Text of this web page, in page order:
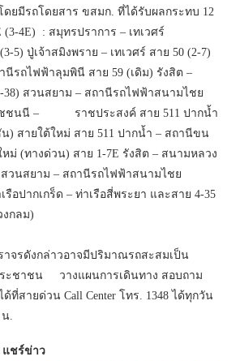
ยมีรถโดยสาร ขสมก. ที่ได้รับผลกระทบ 12
(3-4E) : สมุทรปราการ – เทเวศร์
ปู่เจ้าสมิงพราย – เทเวศร์ สาย 50 (2-7)
นีรถไฟฟ้าลุมพินี สาย 59 (เดิม) รังสิต –
38) สวนสยาม – สถานีรถไฟฟ้าสนามไชย
าชชนนี – ราชประสงค์ สาย 511 ปากน้ำ
) สายใต้ใหม่ สาย 511 ปากน้ำ – สถานีขน
ม่ (ทางด่วน) สาย 1-7E รังสิต – สนามหลวง
สวนสยาม – สถานีรถไฟฟ้าสนามไชย
รือปากเกร็ด – ท่าเรือสี่พระยา และสาย 4-35
งกลม)
าจรดังกล่าวอาจมีปริมาณรถสะสมเป็น
ะชาชน วางแผนการเดินทาง สอบถาม
ที่สายด่วน Call Center โทร. 1348 ได้ทุกวัน
น.
แชร์ข่าว